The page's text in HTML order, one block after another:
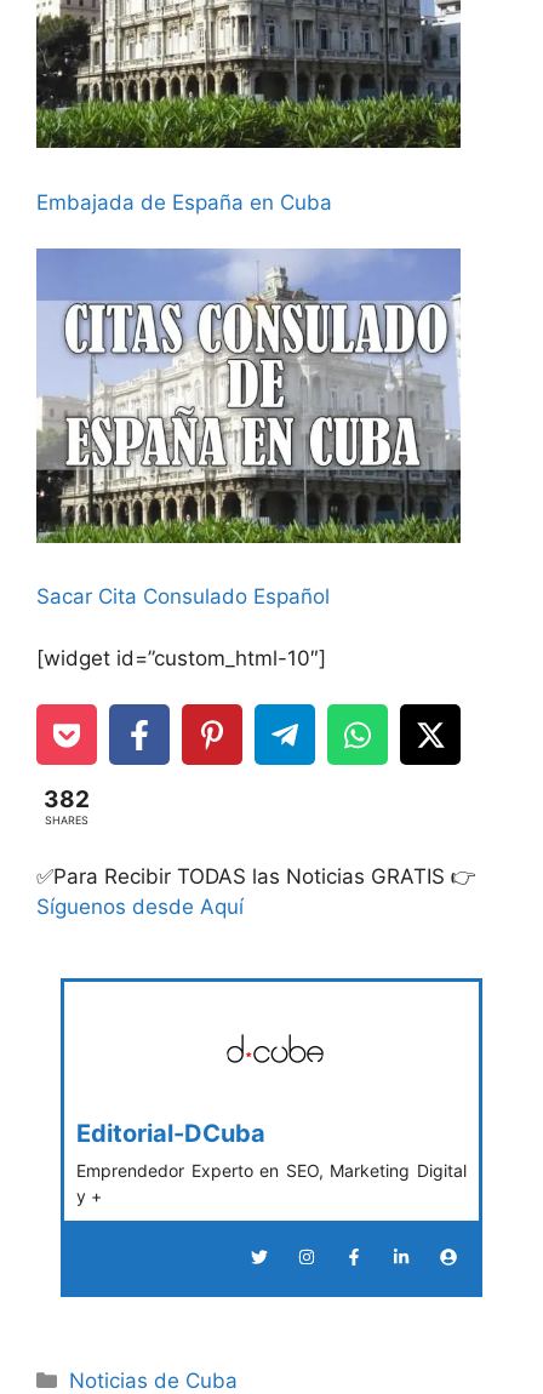
Embajada de España en Cuba
Sacar Cita Consulado Español
[widget id=”custom_html-10″]
382
SHARES
✅Para Recibir TODAS las Noticias GRATIS 👉
Síguenos desde Aquí
Editorial-DCuba
Emprendedor Experto en SEO, Marketing Digital
y +
Categories
Noticias de Cuba